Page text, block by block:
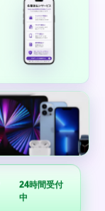
24時間受付
中